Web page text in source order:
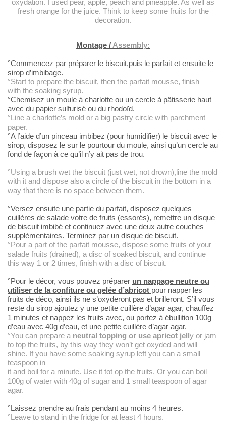
oxydation. I used pear, apple, peach and pineapple. As well as
fresh orange for the juice. Think to keep some fruits for the
decoration.
Montage / Assembly:
°Commencez par préparer le biscuit,puis le parfait et ensuite le
sirop d’imbibage.
°Start to prepare the biscuit, then the parfait mousse, finish
with the soaking syrup.
°Chemisez un moule à charlotte ou un cercle à pâtisserie haut
avec du papier sulfurisé ou du rhodoïd.
°Line a charlotte’s mold or a big pastry circle with parchment
paper.
°A l’aide d’un pinceau imbibez (pour humidifier) le biscuit avec le
sirop, disposez le sur le pourtour du moule, ainsi qu’un cercle au
fond de façon à ce qu’il n’y ait pas de trou.
°Using a brush wet the biscuit (just wet, not drown),line the mold
with it and dispose also a circle of the biscuit in the bottom in a
way that there is no space between them.
°Versez ensuite une partie du parfait, disposez quelques
cuillères de salade votre de fruits (essorés), remettre un disque
de biscuit imbibé et continuez avec une deux autre couches
supplémentaires. Terminez par un disque de biscuit.
°Pour a part of the parfait mousse, dispose some fruits of your
salade fruits (drained), a disc of soaked biscuit, and continue
this way 1 or 2 times, finish with a disc of biscuit.
°Pour le décor, vous pouvez préparer un nappage neutre ou
utiliser de la confiture ou gelée d’abricot pour napper les
fruits de déco, ainsi ils ne s’oxyderont pas et brilleront. S’il vous
reste du sirop ajoutez y une petite cuillère d’agar agar, chauffez
1 minutes et nappez les fruits avec, ou portez à ébullition 100g
d’eau avec 40g d’eau, et une petite cuillère d’agar agar.
°You can prepare a neutral topping or use apricot jelly or jam
to top the fruits, by this way they won’t get oxyded and will
shine. If you have some soaking syrup left you can a small
teaspoon in
it and boil for a minute. Use it tot op the fruits. Or you can boil
100g of water with 40g of sugar and 1 small teaspoon of agar
agar.
°Laissez prendre au frais pendant au moins 4 heures.
°Leave to stand in the fridge for at least 4 hours.